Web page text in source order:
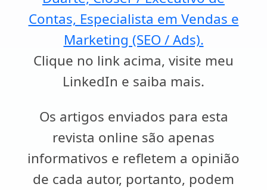
Contas, Especialista em Vendas e
Marketing (SEO / Ads).
Clique no link acima, visite meu
LinkedIn e saiba mais.
Os artigos enviados para esta
revista online são apenas
informativos e refletem a opinião
de cada autor, portanto, podem